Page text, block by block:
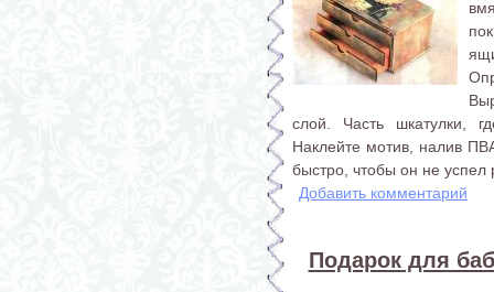
слой. Часть шкатулки,
Наклейте мотив, налив
быстро, чтобы он не успел
Добавить комментарий
Подарок для